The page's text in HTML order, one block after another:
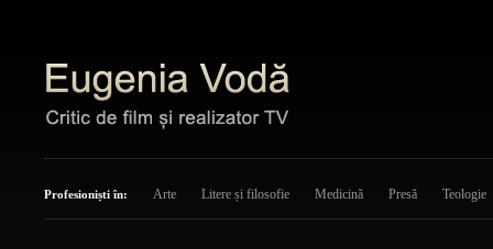
Profesioniști în: Arte Litere și filosofie Medicină Presă Teologie